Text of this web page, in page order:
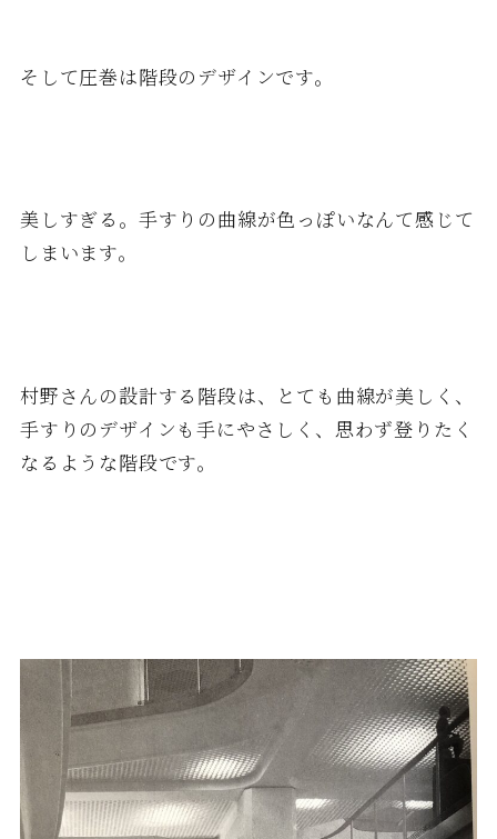
そして圧巻は階段のデザインです。
美しすぎる。手すりの曲線が色っぽいなんて感じて
しまいます。
村野さんの設計する階段は、とても曲線が美しく、
手すりのデザインも手にやさしく、思わず登りたく
なるような階段です。